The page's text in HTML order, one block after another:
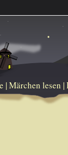
|Märchen lesen |